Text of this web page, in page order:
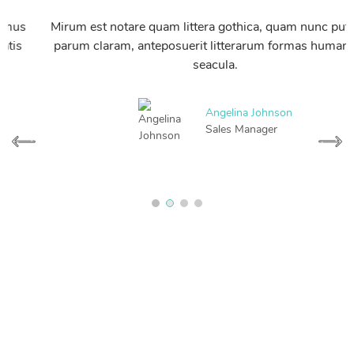
Mirum est notare quam littera gothica, quam nunc putamus
parum claram, anteposuerit litterarum formas humanitatis
seacula.
Angelina Johnson
Sales Manager